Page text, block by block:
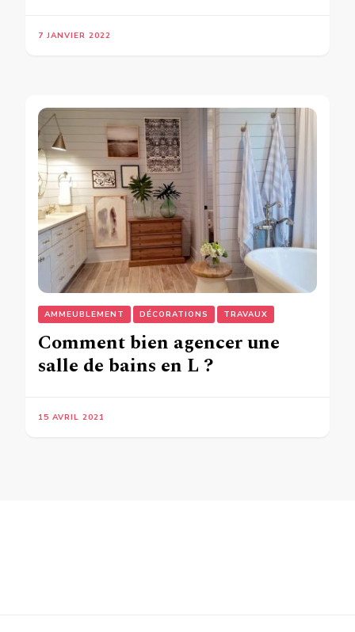
7 JANVIER 2022
AMMEUBLEMENT DÉCORATIONS TRAVAUX
Comment bien agencer une
salle de bains en L ?
15 AVRIL 2021